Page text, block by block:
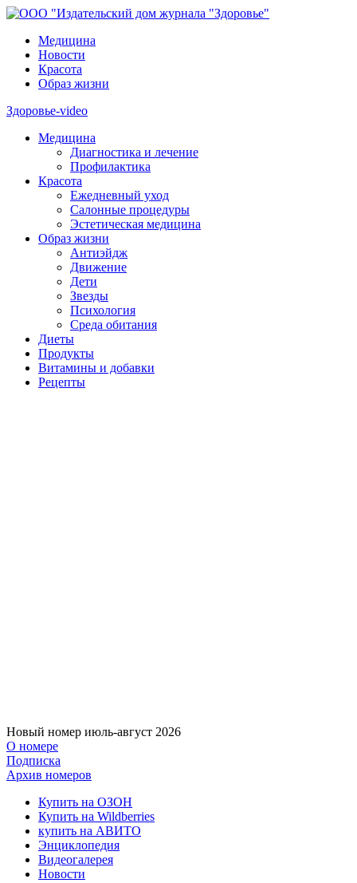
Медицина
Новости
Красота
Образ жизни
Здоровье-video
Медицина
Диагностика и лечение
Профилактика
Красота
Ежедневный уход
Салонные процедуры
Эстетическая медицина
Образ жизни
Антиэйдж
Движение
Дети
Звезды
Психология
Среда обитания
Диеты
Продукты
Витамины и добавки
Рецепты
Новый номер июль-август 2026
О номере
Подписка
Архив номеров
Купить на ОЗОН
Купить на Wildberries
купить на АВИТО
Энциклопедия
Видеогалерея
Новости